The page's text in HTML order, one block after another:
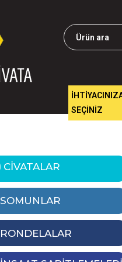
SEÇİNİZ
CİVATALAR
SOMUNLAR
RONDELALAR